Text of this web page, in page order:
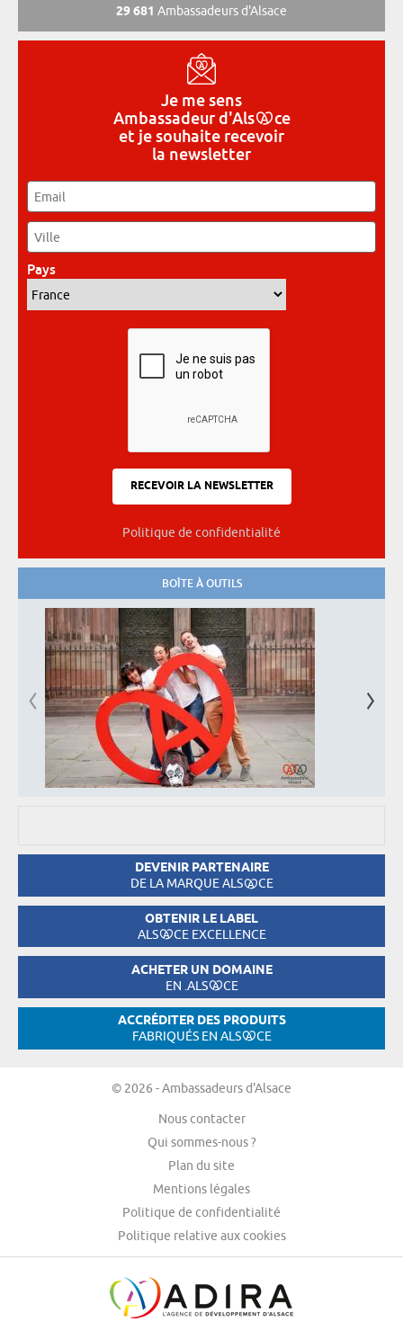
29 681 Ambassadeurs d'Alsace
Je me sens
Ambassadeurd'Als
ce
et je souhaite recevoir
la newsletter
Email
Ville
Pays
Politique de confidentialité
BOÎTE À OUTILS
DEVENIR PARTENAIRE
DE LA MARQUE ALS CE
OBTENIR LE LABEL
ALS CE EXCELLENCE
ACHETER UN DOMAINE
EN .ALS CE
ACCRÉDITER DES PRODUITS
FABRIQUÉS EN ALS CE
© 2026 - Ambassadeurs d'Alsace
Nous contacter
Qui sommes-nous ?
Plan du site
Mentions légales
Politique de confidentialité
Politique relative aux cookies